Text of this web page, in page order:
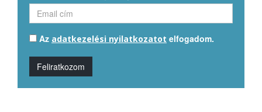
Az adatkezelési nyilatkozatot elfogadom.
Feliratkozom